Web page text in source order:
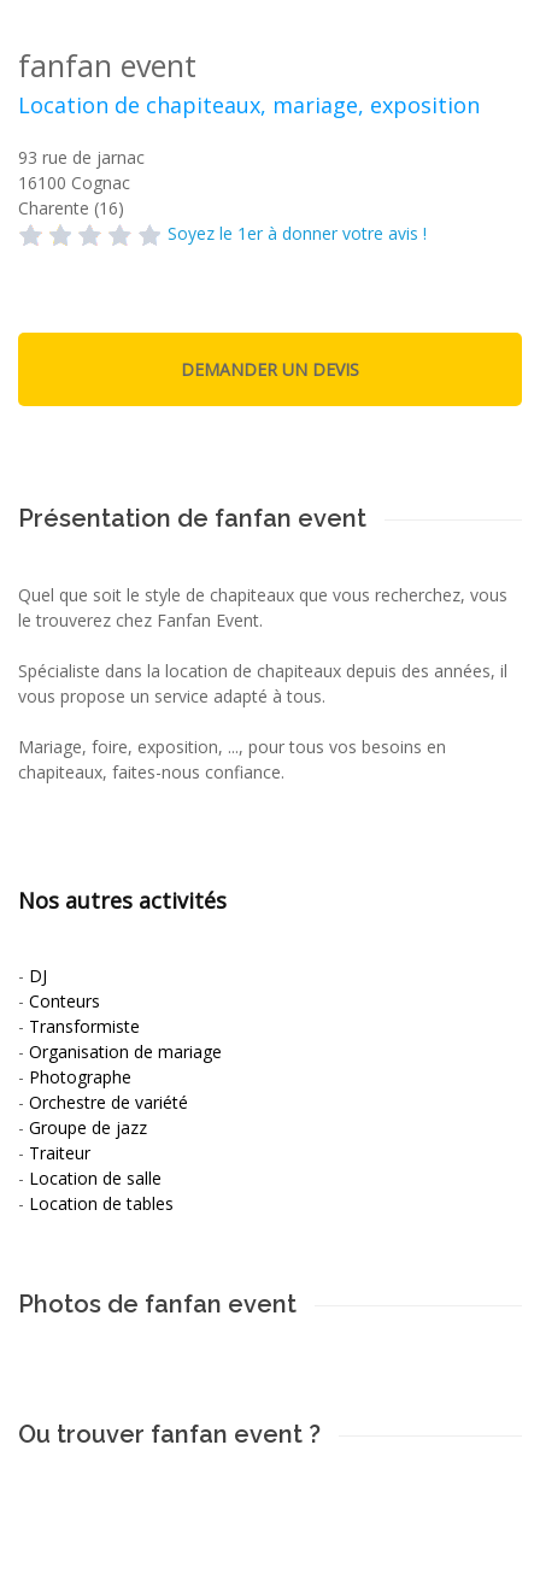
fanfan event
Location de chapiteaux, mariage, exposition
93 rue de jarnac
16100 Cognac
Charente (16)
Soyez le 1er à donner votre avis !
Présentation de fanfan event
Quel que soit le style de chapiteaux que vous recherchez, vous
le trouverez chez Fanfan Event.
Spécialiste dans la location de chapiteaux depuis des années, il
vous propose un service adapté à tous.
Mariage, foire, exposition, ..., pour tous vos besoins en
chapiteaux, faites-nous confiance.
Nos autres activités
- DJ
- Conteurs
- Transformiste
- Organisation de mariage
- Photographe
- Orchestre de variété
- Groupe de jazz
- Traiteur
- Location de salle
- Location de tables
Photos de fanfan event
Ou trouver fanfan event ?